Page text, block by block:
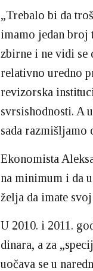
„Trebalo bi da
imamo jedan broj
zbirne i ne vidi se
relativno uredno
revizorska
svrsishodnosti. A
sada razmišljamo
Ekonomista
na minimum i da
želja da imate
U 2010. i 2011.
dinara, a za
uočava se u